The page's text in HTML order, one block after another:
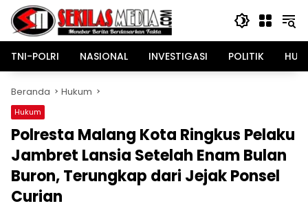
Langsung
konten
TNI-POLRI
NASIONAL INVESTIGASI POLITIK
Beranda Hukum
Hukum
Polresta Malang Kota Ringkus Pelaku
Jambret Lansia Setelah Enam Bulan
Buron, Terungkap dari Jejak Ponsel
Curian